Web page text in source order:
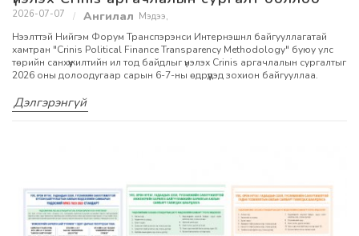
2026-07-07 Мэдээ,
Нээлттэй Нийгэм Форум Транспэрэнси Интернэшнл байгууллагатай
хамтран "Crinis Political Finance Transparency Methodology" буюу улс
төрийн санхүүжилтийн ил тод байдлыг үнэлэх Crinis аргачлалын сургалтыг
2026 оны долоодугаар сарын 6-7-ны өдрүүдэд зохион байгууллаа.
Дэлгэрэнгүй